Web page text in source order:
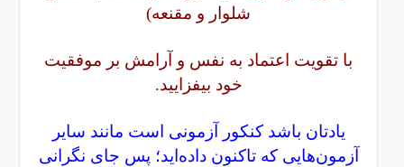
شلوار و مقنعه)
با تقویت اعتماد به نفس و آرامش بر موفقیت
خود بیفزایید.
یادتان باشد کنکور آزمونی است مانند سایر
آزمون‌هایی که تاکنون داده‌اید؛ پس جای نگرانی